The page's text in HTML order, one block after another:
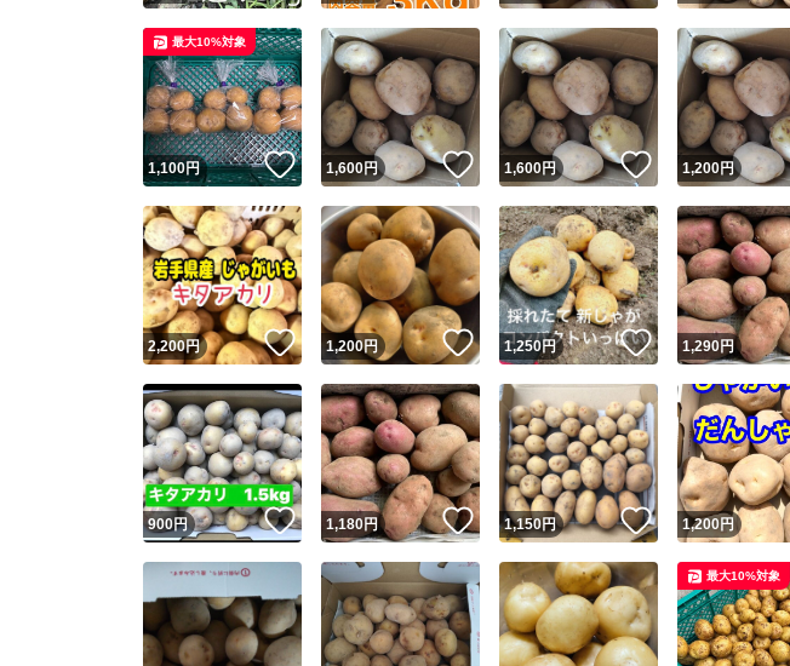
1,100円 いいね！
最大10%対象
1,600円 いいね！
1,600円 いいね！
1,200円
2,200円 いいね！
1,200円 いいね！
1,250円 いいね！
1,290円
900円 いいね！
1,180円 いいね！
1,150円 いいね！
1,200円
最大10%対象